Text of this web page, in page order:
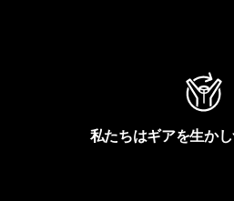
私たちはギアを生かし